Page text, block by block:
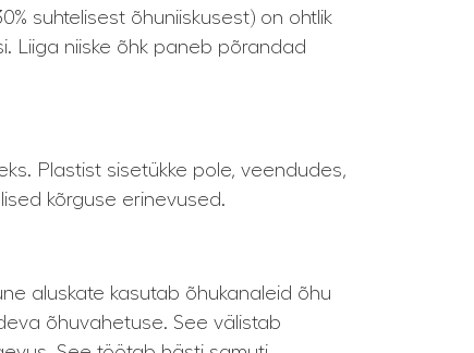
suhtelisest õhuniiskusest) on ohtlik
Liiga niiske õhk paneb põrandad
Plastist sisetükke pole, veendudes,
kõrguse erinevused.
aluskate kasutab õhukanaleid õhu
õhuvahetuse. See välistab